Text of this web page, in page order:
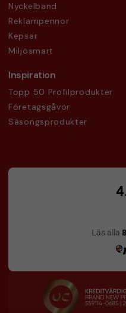
Nyckelband
Reklampennor
Kepsar
Miljösmart
Inspiration
Topp 50 Profilprodukter
Företagsgåvor
Säsongsprodukter